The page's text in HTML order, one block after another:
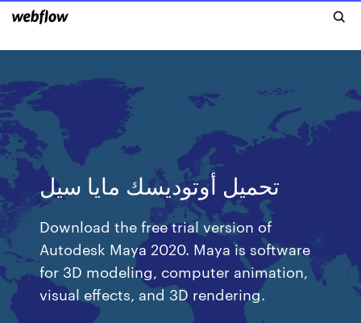
تحميل أوتوديسك مايا سيل
Download the free trial version of
Autodesk Maya 2020. Maya is software
for 3D modeling, computer animation,
visual effects, and 3D rendering.